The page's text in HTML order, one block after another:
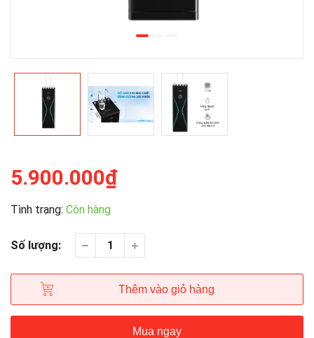
5.900.000₫
Tình trạng: Còn hàng
Số lượng:
Thêm vào giỏ hàng
Mua ngay